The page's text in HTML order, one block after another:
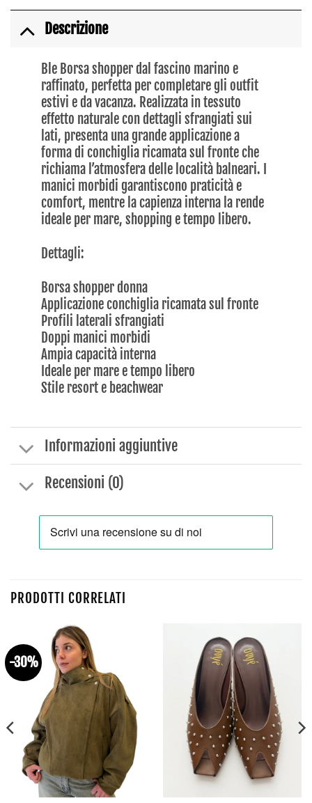
Descrizione
Ble Borsa shopper dal fascino marino e
raffinato, perfetta per completare gli outfit
estivi e da vacanza. Realizzata in tessuto
effetto naturale con dettagli sfrangiati sui
lati, presenta una grande applicazione a
forma di conchiglia ricamata sul fronte che
richiama l’atmosfera delle località balneari. I
manici morbidi garantiscono praticità e
comfort, mentre la capienza interna la rende
ideale per mare, shopping e tempo libero.
Dettagli:
Borsa shopper donna
Applicazione conchiglia ricamata sul fronte
Profili laterali sfrangiati
Doppi manici morbidi
Ampia capacità interna
Ideale per mare e tempo libero
Stile resort e beachwear
Informazioni aggiuntive
Recensioni (0)
PRODOTTI CORRELATI
-30%